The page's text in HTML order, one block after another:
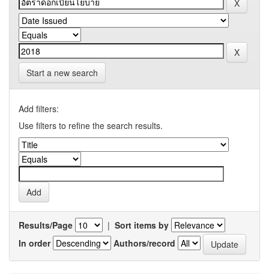
Start a new search
Add filters:
Use filters to refine the search results.
Results/Page | Sort items by
In order
Authors/record